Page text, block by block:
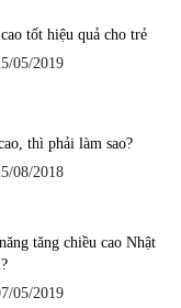
tốt hiệu quả cho trẻ
05/2019
thì phải làm sao?
08/2018
tăng chiều cao Nhật
05/2019